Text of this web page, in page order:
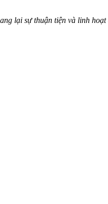
lại sự thuận tiện và linh